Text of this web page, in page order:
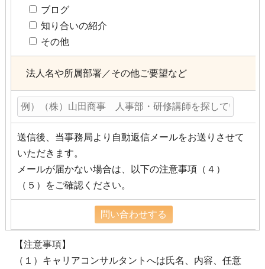
ブログ
知り合いの紹介
その他
法人名や所属部署／その他ご要望など
送信後、当事務局より自動返信メールをお送りさせて
いただきます。
メールが届かない場合は、以下の注意事項（４）
（５）をご確認ください。
【注意事項】
（１）キャリアコンサルタントへは氏名、内容、任意